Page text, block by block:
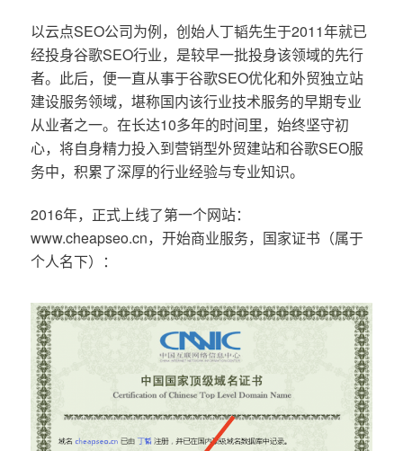
以云点SEO公司为例，创始人丁韬先生于2011年就已
经投身谷歌SEO行业，是较早一批投身该领域的先行
者。此后，便一直从事于谷歌SEO优化和外贸独立站
建设服务领域，堪称国内该行业技术服务的早期专业
从业者之一。在长达10多年的时间里，始终坚守初
心，将自身精力投入到营销型外贸建站和谷歌SEO服
务中，积累了深厚的行业经验与专业知识。
2016年，正式上线了第一个网站：
www.cheapseo.cn，开始商业服务，国家证书（属于
个人名下）：